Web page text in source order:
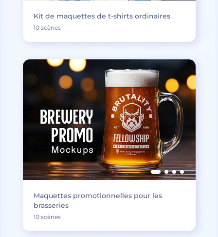
Kit de maquettes de t-shirts ordinaires
10 scènes
Maquettes promotionnelles pour les
brasseries
10 scènes